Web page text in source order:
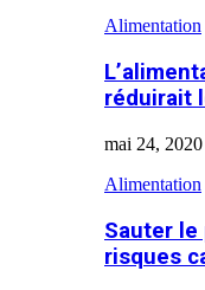
Alimentation
réduirait
mai 24, 2020
Alimentation
Sauter
risques